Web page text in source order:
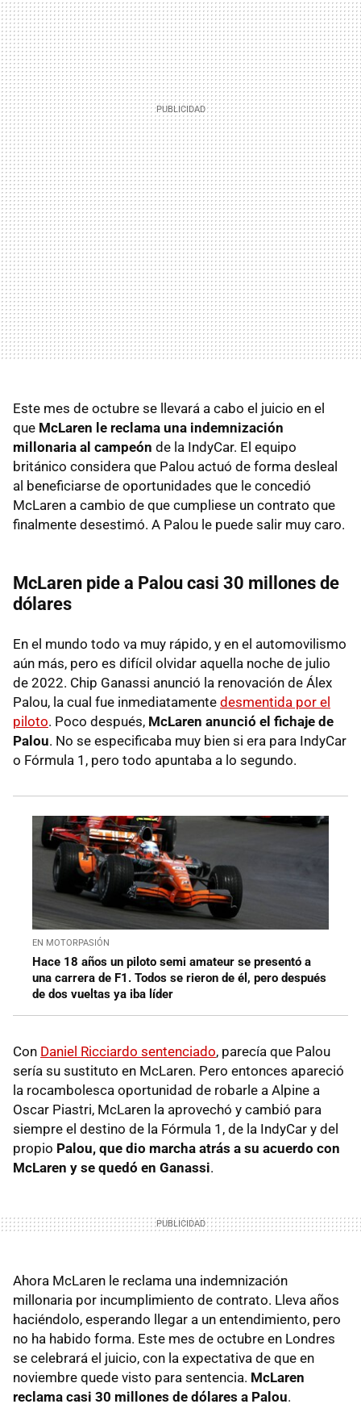
Este mes de octubre se llevará a cabo el juicio en el
que McLaren le reclama una indemnización
millonaria al campeón de la IndyCar. El equipo
británico considera que Palou actuó de forma desleal
al beneficiarse de oportunidades que le concedió
McLaren a cambio de que cumpliese un contrato que
finalmente desestimó. A Palou le puede salir muy caro.
McLaren pide a Palou casi 30 millones de
dólares
En el mundo todo va muy rápido, y en el automovilismo
aún más, pero es difícil olvidar aquella noche de julio
de 2022. Chip Ganassi anunció la renovación de Álex
Palou, la cual fue inmediatamente desmentida por el
piloto. Poco después, McLaren anunció el fichaje de
Palou. No se especificaba muy bien si era para IndyCar
o Fórmula 1, pero todo apuntaba a lo segundo.
EN MOTORPASIÓN
Hace 18 años un piloto semi amateur se presentó a
una carrera de F1. Todos se rieron de él, pero después
de dos vueltas ya iba líder
Con Daniel Ricciardo sentenciado, parecía que Palou
sería su sustituto en McLaren. Pero entonces apareció
la rocambolesca oportunidad de robarle a Alpine a
Oscar Piastri, McLaren la aprovechó y cambió para
siempre el destino de la Fórmula 1, de la IndyCar y del
propio Palou, que dio marcha atrás a su acuerdo con
McLaren y se quedó en Ganassi.
Ahora McLaren le reclama una indemnización
millonaria por incumplimiento de contrato. Lleva años
haciéndolo, esperando llegar a un entendimiento, pero
no ha habido forma. Este mes de octubre en Londres
se celebrará el juicio, con la expectativa de que en
noviembre quede visto para sentencia. McLaren
reclama casi 30 millones de dólares a Palou.